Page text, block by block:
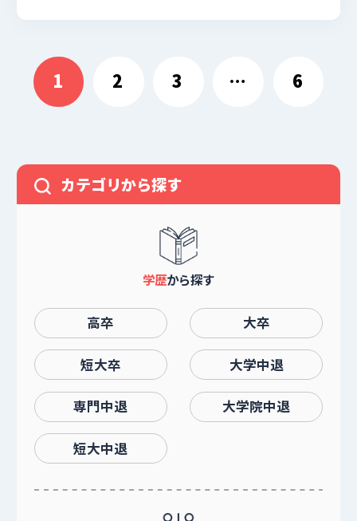
稿
1 2 3 … 6
カテゴリから探す
学歴から探す
高卒 大卒
短大卒 大学中退
専門中退 大学院中退
短大中退